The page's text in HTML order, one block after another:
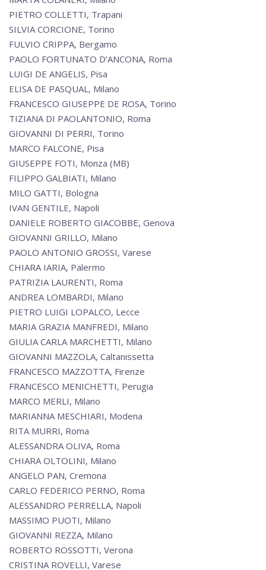
PIETRO COLLETTI, Trapani
SILVIA CORCIONE, Torino
FULVIO CRIPPA, Bergamo
PAOLO FORTUNATO D’ANCONA, Roma
LUIGI DE ANGELIS, Pisa
ELISA DE PASQUAL, Milano
FRANCESCO GIUSEPPE DE ROSA, Torino
TIZIANA DI PAOLANTONIO, Roma
GIOVANNI DI PERRI, Torino
MARCO FALCONE, Pisa
GIUSEPPE FOTI, Monza (MB)
FILIPPO GALBIATI, Milano
MILO GATTI, Bologna
IVAN GENTILE, Napoli
DANIELE ROBERTO GIACOBBE, Genova
GIOVANNI GRILLO, Milano
PAOLO ANTONIO GROSSI, Varese
CHIARA IARIA, Palermo
PATRIZIA LAURENTI, Roma
ANDREA LOMBARDI, Milano
PIETRO LUIGI LOPALCO, Lecce
MARIA GRAZIA MANFREDI, Milano
GIULIA CARLA MARCHETTI, Milano
GIOVANNI MAZZOLA, Caltanissetta
FRANCESCO MAZZOTTA, Firenze
FRANCESCO MENICHETTI, Perugia
MARCO MERLI, Milano
MARIANNA MESCHIARI, Modena
RITA MURRI, Roma
ALESSANDRA OLIVA, Roma
CHIARA OLTOLINI, Milano
ANGELO PAN, Cremona
CARLO FEDERICO PERNO, Roma
ALESSANDRO PERRELLA, Napoli
MASSIMO PUOTI, Milano
GIOVANNI REZZA, Milano
ROBERTO ROSSOTTI, Verona
CRISTINA ROVELLI, Varese